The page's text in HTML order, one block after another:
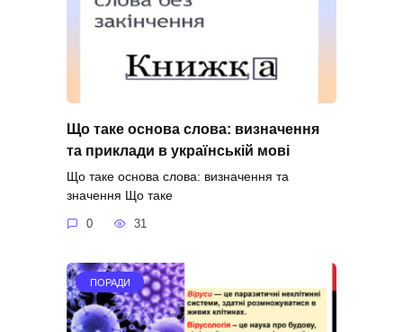
Що таке основа слова: визначення
та приклади в українській мові
Що таке основа слова: визначення та
значення Що таке
0 31
ПОРАДИ